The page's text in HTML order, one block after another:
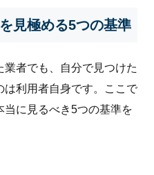
見極める5つの基準
者でも、自分で見つけた
利用者自身です。ここで
に見るべき5つの基準を